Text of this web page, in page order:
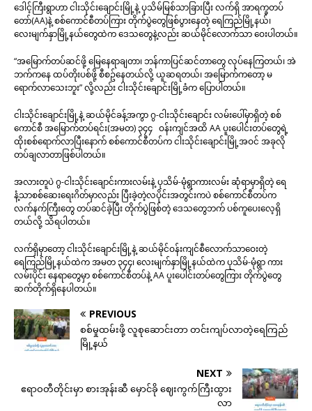
ဒေါင့်ကြီးရွာဟာ ငါးသိုင်းချောင်းမြို့နဲ့ ပုသိမ်မြစ်သာခြားပြီး လက်ရှိ အာရက္ခတပ်
တော်(AA)နဲ့ စစ်ကောင်စီတပ်ကြား တိုက်ပွဲတွေဖြစ်ပွားနေတဲ့ ရေကြည်မြို့နယ်၊
လေးမျက်နှာမြို့နယ်တွေထဲက ဒေသတွေနဲ့လည်း ဆယ်မိုင်လောက်သာ ဝေးပါတယ်။
“အမြောက်တပ်ဆင်ဖို့ မြေနေရာချတာ၊ ဘန်ကာပြင်ဆင်တာတွေ လုပ်နေကြတယ်၊ အဲ
ဘက်ကနေ ထပ်တိုးပစ်ဖို့ စီစဥ်နေတယ်လို့ ယူဆရတယ်၊ အမြောက်ကတော့ မ
ရောက်လာသေးဘူး” လို့လည်း ငါးသိုင်းချောင်းမြို့ခံက ပြောပါတယ်။
ငါးသိုင်းချောင်းမြို့နဲ့ ဆယ်မိုင်ခန့်အကွာ ဂွ-ငါးသိုင်းချောင်း လမ်းပေါ်မှာရှိတဲ့ စစ်
ကောင်စီ အမြောက်တပ်ရင်း(အမတ) ၃၄၄ ဝန်းကျင်အထိ AA ပူးပေါင်းတပ်တွေရဲ့
ထိုးစစ်ရောက်လာပြီးနောက် စစ်ကောင်စီတပ်က ငါးသိုင်းချောင်းမြို့အဝင် အခုလို
တပ်ချလာတာဖြစ်ပါတယ်။
အလားတူပဲ ဂွ-ငါးသိုင်းချောင်းကားလမ်းနဲ့ ပုသိမ်-မုံရွာကားလမ်း ဆုံရာမှာရှိတဲ့ ရေ
နံ့သာစစ်ဆေးရေးဂိတ်မှာလည်း ပြီးခဲ့တဲ့လပိုင်းအတွင်းကပဲ စစ်ကောင်စီတပ်က
လက်နက်ကြီးတွေ တပ်ဆင်ခဲ့ပြီး တိုက်ပွဲဖြစ်တဲ့ ဒေသတွေဘက် ပစ်ကူပေးလေ့ရှိ
တယ်လို့ သိရပါတယ်။
လက်ရှိမှာတော့ ငါးသိုင်းချောင်းမြို့နဲ့ ဆယ်မိုင်ဝန်းကျင်စီလောက်သာဝေးတဲ့
ရေကြည်မြို့နယ်ထဲက အမတ ၃၄၄၊ လေးမျက်နှာမြို့နယ်ထဲက ပုသိမ်-မုံရွာ ကား
လမ်းပိုင်း နေရာတွေမှာ စစ်ကောင်စီတပ်နဲ့ AA ပူးပေါင်းတပ်တွေကြား တိုက်ပွဲတွေ
ဆက်တိုက်ရှိနေပါတယ်။
PREVIOUS
စစ်မှုထမ်းဖို့ လူစုဆောင်းတာ တင်းကျပ်လာတဲ့ရေကြည်
မြို့နယ်
NEXT
ဧရာဝတီတိုင်းမှာ စားအုန်းဆီ မှောင်ခို ဈေးကွက်ကြီးထွား
လာ